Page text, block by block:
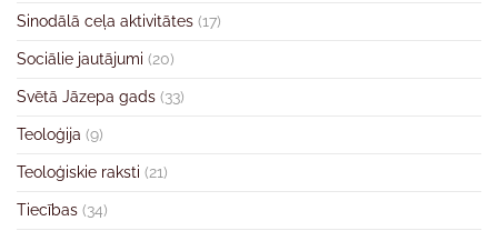
Sinodālā ceļa aktivitātes (17)
Sociālie jautājumi (20)
Svētā Jāzepa gads (33)
Teoloģija (9)
Teoloģiskie raksti (21)
Tiecības (34)